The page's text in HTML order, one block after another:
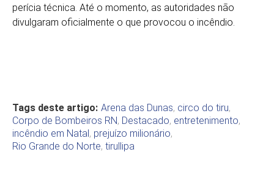
perícia técnica. Até o momento, as autoridades não
divulgaram oficialmente o que provocou o incêndio.
Tags deste artigo: Arena das Dunas, circo do tiru,
Corpo de Bombeiros RN, Destacado, entretenimento,
incêndio em Natal, prejuízo milionário,
Rio Grande do Norte, tirullipa